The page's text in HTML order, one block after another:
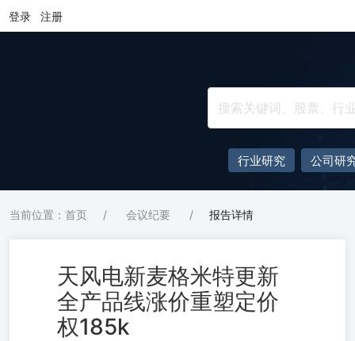
登录 注册
行业研究 公司研
当前位置：首页 / 会议纪要 / 报告详情
天风电新麦格米特更新
全产品线涨价重塑定价
权185k